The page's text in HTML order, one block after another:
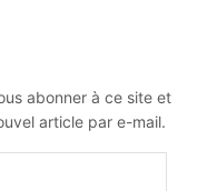
abonner à ce site et
article par e-mail.